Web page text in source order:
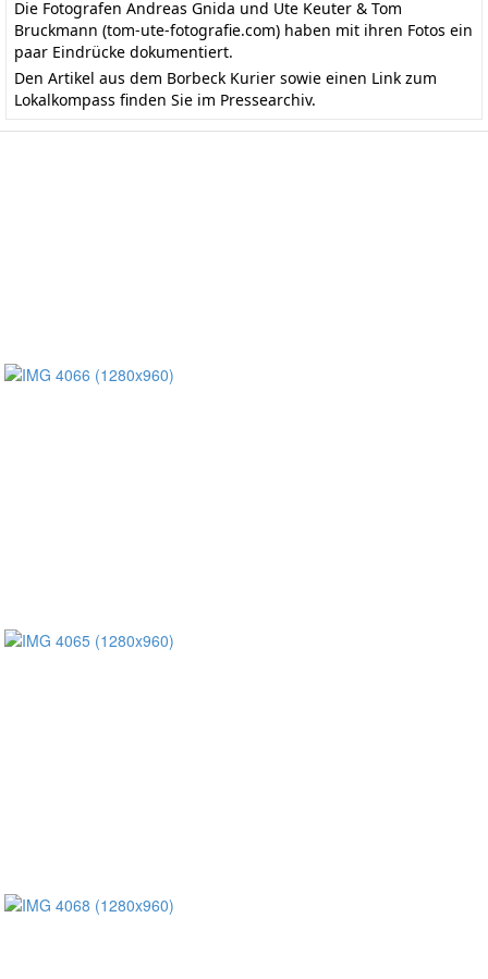
Die Fotografen Andreas Gnida und Ute Keuter & Tom
Bruckmann (tom-ute-fotografie.com) haben mit ihren Fotos ein
paar Eindrücke dokumentiert.
Den Artikel aus dem Borbeck Kurier sowie einen Link zum
Lokalkompass finden Sie im Pressearchiv.